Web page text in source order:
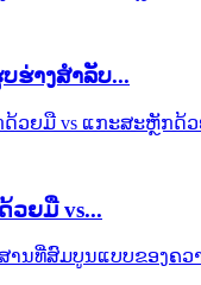
ຮ່າງສຳລັບ...
ຍມື vs...